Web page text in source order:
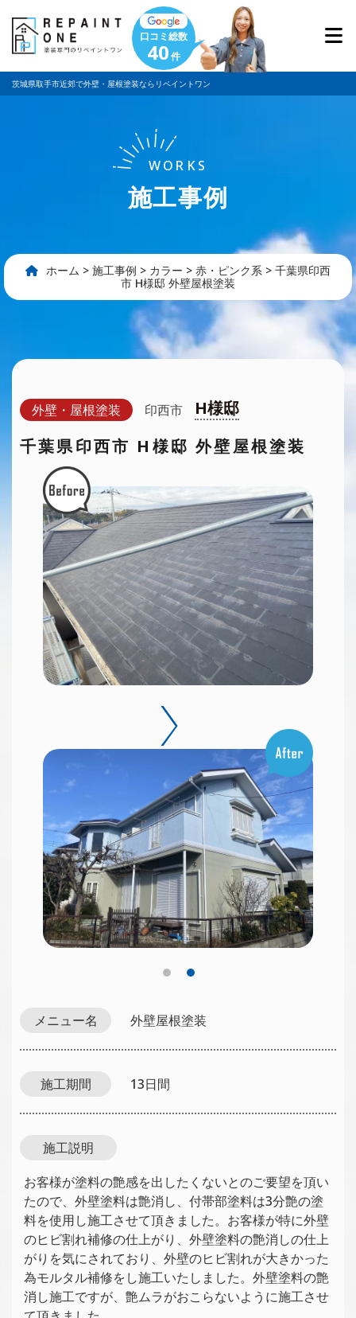
口コミ総数
40 件
茨城県取手市近郊で外壁・屋根塗装ならリペイントワン
WORKS
施工事例
ホーム > 施工事例 > カラー > 赤・ピンク系 > 千葉県印西
市 H様邸 外壁屋根塗装
外壁・屋根塗装 印西市
H様邸
千葉県印西市 H様邸 外壁屋根塗装
メニュー名 外壁屋根塗装
施工期間 13日間
施工説明
お客様が塗料の艶感を出したくないとのご要望を頂い
たので、外壁塗料は艶消し、付帯部塗料は3分艶の塗
料を使用し施工させて頂きました。お客様が特に外壁
のヒビ割れ補修の仕上がり、外壁塗料の艶消しの仕上
がりを気にされており、外壁のヒビ割れが大きかった
為モルタル補修をし施工いたしました。外壁塗料の艶
消し施工ですが、艶ムラがおこらないように施工させ